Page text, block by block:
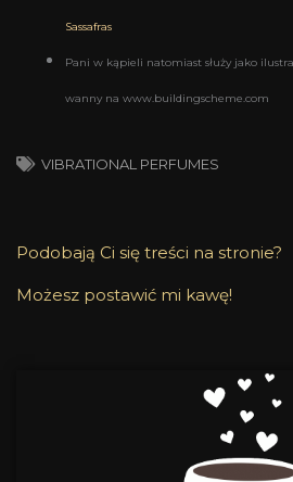
Sassafras
Pani w kąpieli natomiast służy jako
wanny na www.buildingscheme.com
VIBRATIONAL PERFUMES
Podobają Ci się treści na stronie?
Możesz postawić mi kawę!